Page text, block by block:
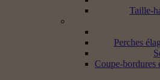
Taille-
Perches
Coupe-bordures